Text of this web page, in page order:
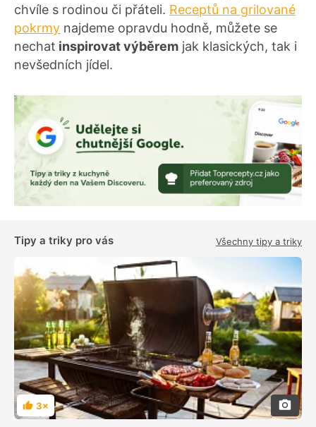
chvíle s rodinou či přáteli. Receptů na grilované
pokrmy najdeme opravdu hodně, můžete se
nechat inspirovat výběrem jak klasických, tak i
nevšedních jídel.
Tipy a triky pro vás Všechny tipy a triky
H
o
3×